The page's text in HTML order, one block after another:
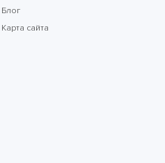
Блог
Карта сайта